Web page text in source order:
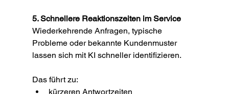
5. Schnellere Reaktionszeiten im Service
Wiederkehrende Anfragen, typische
Probleme oder bekannte Kundenmuster
lassen sich mit KI schneller identifizieren.
Das führt zu:
kürzeren Antwortzeiten